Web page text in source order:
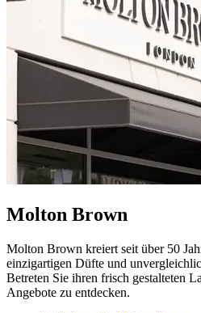
Molton Brown
Molton Brown kreiert seit über 50
einzigartigen Düfte und
Betreten Sie ihren frisch gestalteten
Angebote zu entdecken.